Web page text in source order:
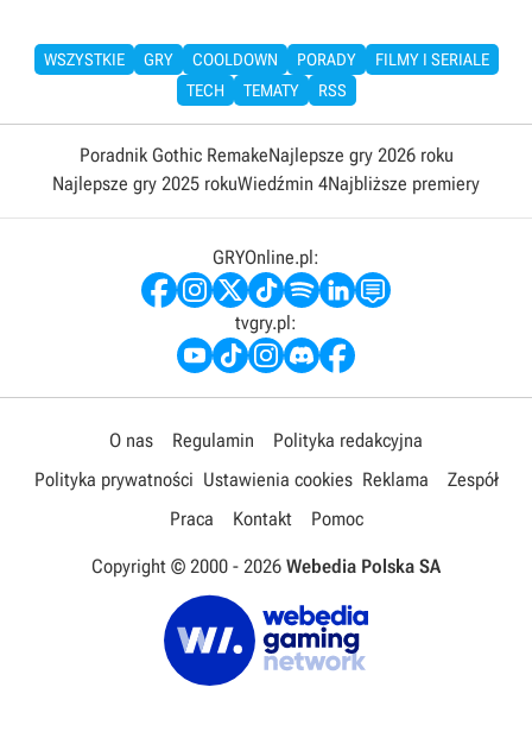
WSZYSTKIE GRY COOLDOWN PORADY
FILMY I SERIALE
TECH
TEMATY RSS
Poradnik Gothic RemakeNajlepsze gry 2026 roku
Najlepsze gry 2025 rokuWiedźmin 4Najbliższe premiery
GRYOnline.pl:
tvgry.pl:
O nas Regulamin
Polityka redakcyjna
Polityka prywatności Ustawienia cookies Reklama
Zespół
Praca
Kontakt Pomoc
Copyright © 2000 - 2026 Webedia Polska SA